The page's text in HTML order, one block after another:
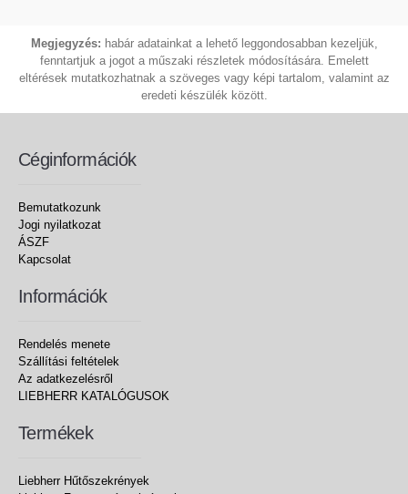
Megjegyzés: habár adatainkat a lehető leggondosabban kezeljük,
fenntartjuk a jogot a műszaki részletek módosítására. Emelett
eltérések mutatkozhatnak a szöveges vagy képi tartalom, valamint az
eredeti készülék között.
Céginformációk
Bemutatkozunk
Jogi nyilatkozat
ÁSZF
Kapcsolat
Információk
Rendelés menete
Szállítási feltételek
Az adatkezelésről
LIEBHERR KATALÓGUSOK
Termékek
Liebherr Hűtőszekrények